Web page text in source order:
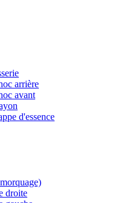
arrière
avant
d'essence
droite